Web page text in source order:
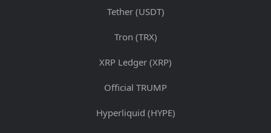
Tether (USDT)
Tron (TRX)
XRP Ledger (XRP)
Official TRUMP
Hyperliquid (HYPE)